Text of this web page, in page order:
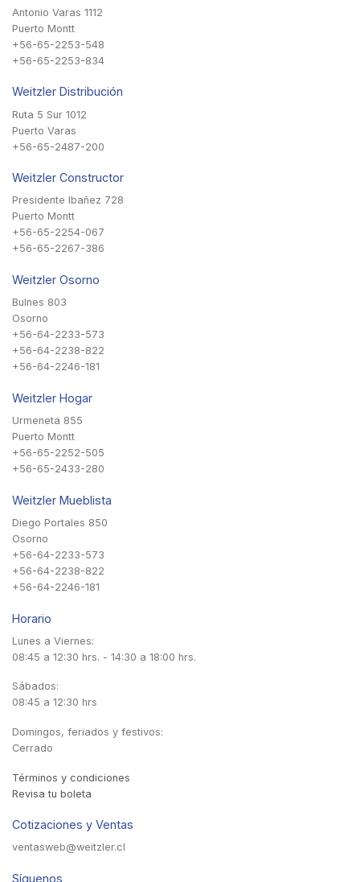
Antonio Varas 1112
Puerto Montt
+56-65-2253-548
+56-65-2253-834
Weitzler Distribución
Ruta 5 Sur 1012
Puerto Varas
+56-65-2487-200
Weitzler Constructor
Presidente Ibañez 728
Puerto Montt
+56-65-2254-067
+56-65-2267-386
Weitzler Osorno
Bulnes 803
Osorno
+56-64-2233-573
+56-64-2238-822
+56-64-2246-181
Weitzler Hogar
Urmeneta 855
Puerto Montt
+56-65-2252-505
+56-65-2433-280
Weitzler Mueblista
Diego Portales 850
Osorno
+56-64-2233-573
+56-64-2238-822
+56-64-2246-181
Horario
Lunes a Viernes:
08:45 a 12:30 hrs. - 14:30 a 18:00 hrs.
Sábados:
08:45 a 12:30 hrs
Domingos, feriados y festivos:
Cerrado
Términos y condiciones
Revisa tu boleta
Cotizaciones y Ventas
ventasweb@weitzler.cl
Síguenos